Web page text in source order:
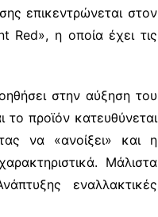
επικεντρώνεται στον
Red», η οποία έχει τις
στην αύξηση του
το προϊόν κατευθύνεται
να «ανοίξει» και η
Μάλιστα
εναλλακτικές